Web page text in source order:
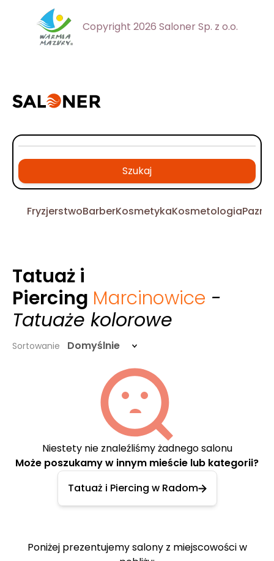
Copyright 2026 Saloner Sp. z o.o.
Szukaj
FryzjerstwoBarberKosmetykaKosmetologia
Tatuaż i
Piercing Marcinowice -
Tatuaże kolorowe
Sortowanie Domyślnie
Niestety nie znaleźliśmy żadnego salonu
Może poszukamy w innym mieście lub kategorii?
Tatuaż i Piercing w Radom
Poniżej prezentujemy salony z miejscowości w